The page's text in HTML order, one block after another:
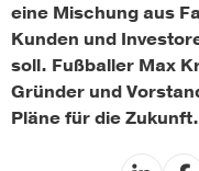
eine Mischung aus
Kunden und
soll. Fußballer Max
Gründer und
Pläne für die Zukunft.